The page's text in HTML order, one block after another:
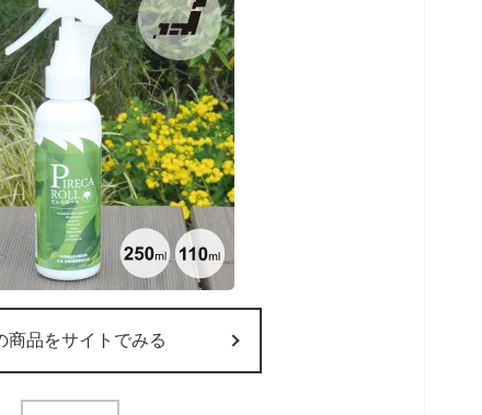
商品をサイトでみる